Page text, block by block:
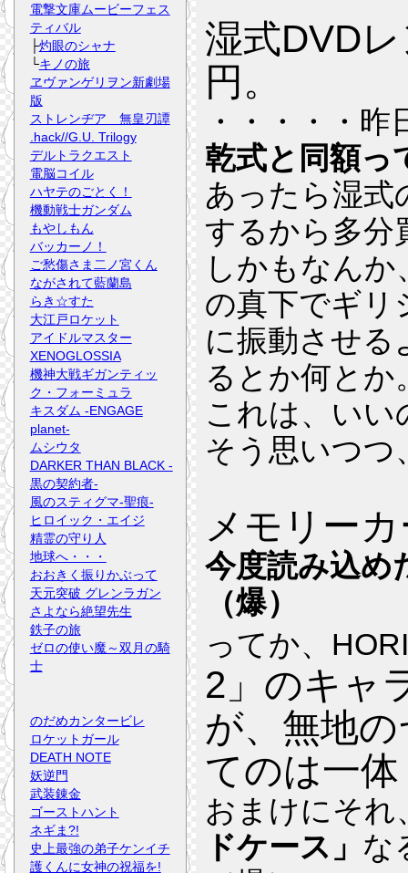
湿式DVD
円。
・・・・・
乾式と同額っ
あったら湿式
するから多分
しかもなん
の真下でギリ
に振動させる
るとか何とか
これは、いい
そう思いつつ
メモリー
今度読み込め
（爆）
ってか、
2」のキャ
が、無地
てのは一
おまけにそれ
ドケース」 な
電撃文庫ムービーフェス
ティバル
├灼眼のシャナ
└キノの旅
ヱヴァンゲリヲン新劇場
版
ストレンヂア 無皇刃譚
.hack//G.U. Trilogy
デルトラクエスト
電脳コイル
ハヤテのごとく！
機動戦士ガンダム
もやしもん
バッカーノ！
ご愁傷さま二ノ宮くん
ながされて藍蘭島
らき☆すた
大江戸ロケット
アイドルマスター
XENOGLOSSIA
機神大戦ギガンティッ
ク・フォーミュラ
キスダム -ENGAGE
planet-
ムシウタ
DARKER THAN BLACK -
黒の契約者-
風のスティグマ-聖痕-
ヒロイック・エイジ
精霊の守り人
地球へ・・・
おおきく振りかぶって
天元突破 グレンラガン
さよなら絶望先生
鉄子の旅
ゼロの使い魔～双月の騎
士
のだめカンタービレ
ロケットガール
DEATH NOTE
妖逆門
武装錬金
ゴーストハント
ネギま?!
史上最強の弟子ケンイチ
護くんに女神の祝福を!